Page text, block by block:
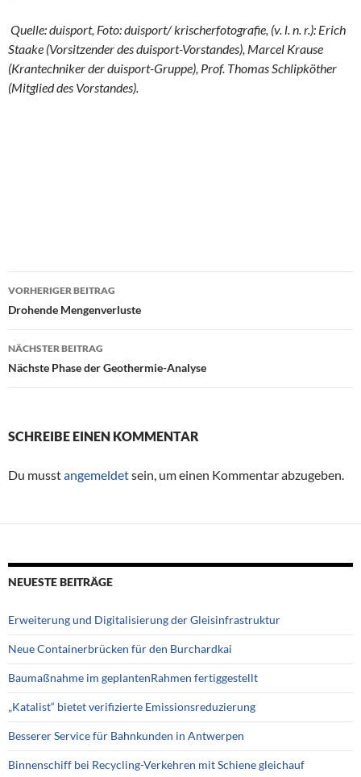
Quelle: duisport, Foto: duisport/ krischerfotografie, (v. l. n. r.): Erich
Staake (Vorsitzender des duisport-Vorstandes), Marcel Krause
(Krantechniker der duisport-Gruppe), Prof. Thomas Schlipköther
(Mitglied des Vorstandes).
Beitragsnavigation
VORHERIGER BEITRAG
Drohende Mengenverluste
NÄCHSTER BEITRAG
Nächste Phase der Geothermie-Analyse
SCHREIBE EINEN KOMMENTAR
Du musstangemeldetsein, um einen Kommentar abzugeben.
NEUESTE BEITRÄGE
Erweiterung und Digitalisierung der Gleisinfrastruktur
Neue Containerbrücken für den Burchardkai
Baumaßnahme im geplantenRahmen fertiggestellt
„Katalist“ bietet verifizierte Emissionsreduzierung
Besserer Service für Bahnkunden in Antwerpen
Binnenschiff bei Recycling-Verkehren mit Schiene gleichauf